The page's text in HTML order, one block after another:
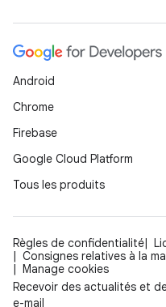
Android
Chrome
Firebase
Google Cloud Platform
Tous les produits
Règles de confidentialité
Consignes relatives à la
Manage cookies
Recevoir des actualités et
e-mail